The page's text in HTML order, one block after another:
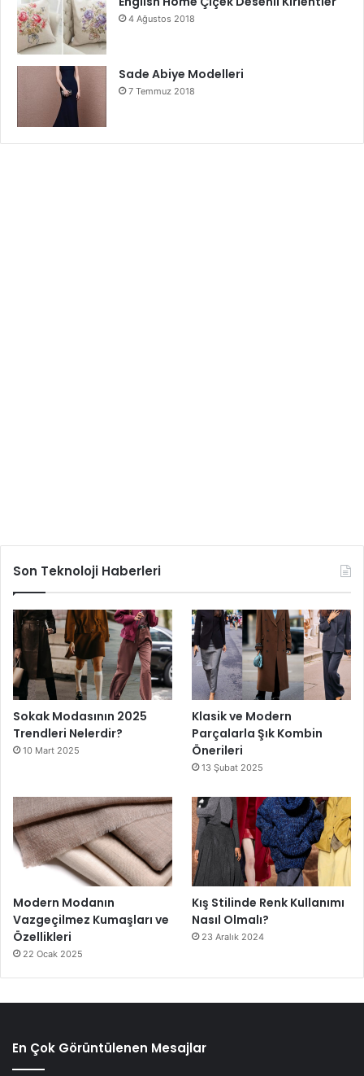
4 Ağustos 2018
Sade Abiye Modelleri
7 Temmuz 2018
Son Teknoloji Haberleri
Sokak Modasının 2025
Trendleri Nelerdir?
10 Mart 2025
Klasik ve Modern
Parçalarla Şık Kombin
Önerileri
13 Şubat 2025
Modern Modanın
Vazgeçilmez Kumaşları ve
Özellikleri
22 Ocak 2025
Kış Stilinde Renk Kullanımı
Nasıl Olmalı?
23 Aralık 2024
En Çok Görüntülenen Mesajlar